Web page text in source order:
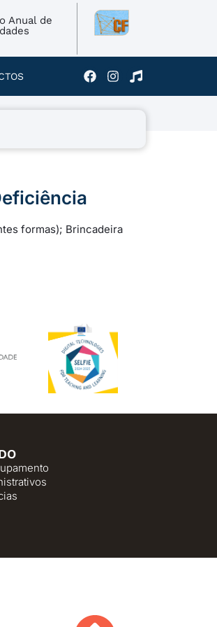
Anual de
formas); Brincadeira